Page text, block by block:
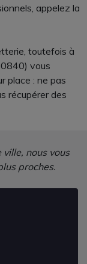
appelez la
toutefois à
vous
place : ne pas
récupérer des
nous vous
proches.